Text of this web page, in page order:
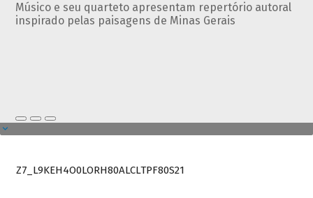
Músico e seu quarteto apresentam repertório autoral
inspirado pelas paisagens de Minas Gerais
Z7_L9KEH4O0LORH80ALCLTPF80S21